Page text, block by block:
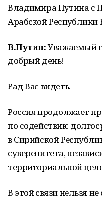
Владимира Путина с
Арабской
В.Путин:Уважаемый
добрый день!
Рад Вас видеть.
Россия продолжает
по содействию
в Сирийской
суверенитета,
территориальной
В этой связи нельзя